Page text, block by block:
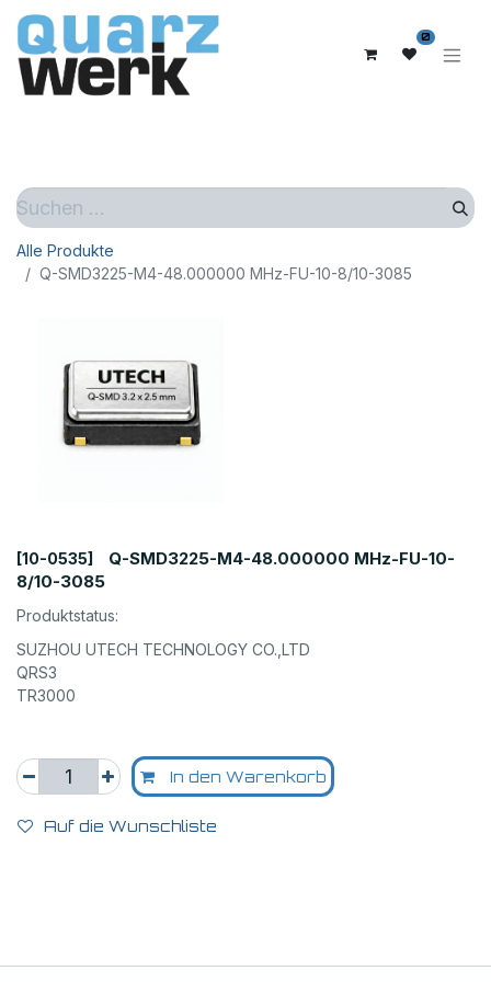
0
Alle Produkte
Q-SMD3225-M4-48.000000 MHz-FU-10-8/10-3085
[10-0535]
Q-SMD3225-M4-48.000000 MHz-FU-10-
8/10-3085
Produktstatus:
SUZHOU UTECH TECHNOLOGY CO.,LTD
QRS3
TR3000
In den Warenkorb
Auf die Wunschliste